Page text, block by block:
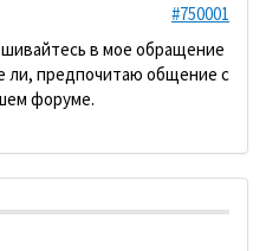
#750001
в мое обращение
ли, предпочитаю общение с
форуме.